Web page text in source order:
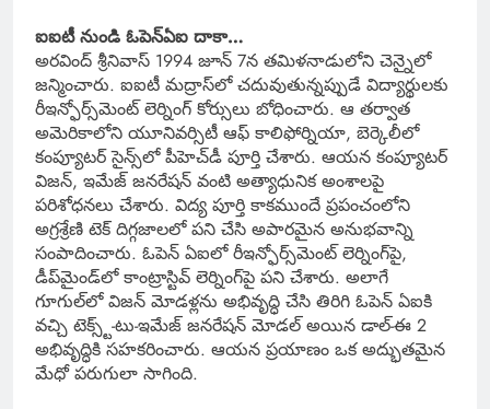
ఐఐటీ నుండి ఓపెన్‌ఏఐ దాకా…
అరవింద్ శ్రీనివాస్ 1994 జూన్ 7న తమిళనాడులోని చెన్నైలో
జన్మించారు. ఐఐటీ మద్రాస్‌లో చదువుతున్నప్పుడే విద్యార్థులకు
రీఇన్ఫోర్స్‌మెంట్ లెర్నింగ్ కోర్సులు బోధించారు. ఆ తర్వాత
అమెరికాలోని యూనివర్సిటీ ఆఫ్ కాలిఫోర్నియా, బెర్కెలీలో
కంప్యూటర్ సైన్స్‌లో పీహెచ్‌డీ పూర్తి చేశారు. ఆయన కంప్యూటర్
విజన్, ఇమేజ్ జనరేషన్ వంటి అత్యాధునిక అంశాలపై
పరిశోధనలు చేశారు. విద్య పూర్తి కాకముందే ప్రపంచంలోని
అగ్రశ్రేణి టెక్ దిగ్గజాలలో పని చేసి అపారమైన అనుభవాన్ని
సంపాదించారు. ఓపెన్‌ ఏఐలో రీఇన్ఫోర్స్‌మెంట్ లెర్నింగ్‌పై,
డీప్‌మైండ్‌లో కాంట్రాస్టివ్ లెర్నింగ్‌పై పని చేశారు. అలాగే
గూగుల్‌లో విజన్ మోడళ్లను అభివృద్ధి చేసి తిరిగి ఓపెన్‌ ఏఐకి
వచ్చి టెక్స్ట్-టు-ఇమేజ్ జనరేషన్ మోడల్ అయిన డాల్-ఈ 2
అభివృద్ధికి సహకరించారు. ఆయన ప్రయాణం ఒక అద్భుతమైన
మేధో పరుగులా సాగింది.